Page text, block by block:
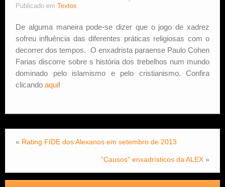
Publicado em
Textos
De alguma maneira pode-se dizer que o jogo de xadrez
sofreu influência das diferentes práticas religiosas com o
decorrer dos tempos. O enxadrista paraense Paulo Cohen
Farias discorre sobre s história dos trebelhos num mundo
dominado pelo islamismo e pelo cristianismo. Confira
clicando aqui!
« Rating FIDE dos Alexanos em setembro de 2013
“Causos” enxadrísticos da ALEX »